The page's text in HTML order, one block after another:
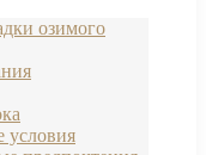
озимого
условия